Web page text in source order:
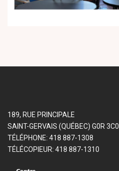
189, RUE PRINCIPALE
SAINT-GERVAIS (QUÉBEC) G0R 3C0
TÉLÉPHONE: 418 887-1308
TÉLÉCOPIEUR: 418 887-1310